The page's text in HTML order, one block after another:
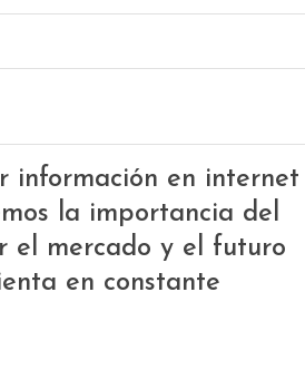
información en internet
la importancia del
el mercado y el futuro
en constante